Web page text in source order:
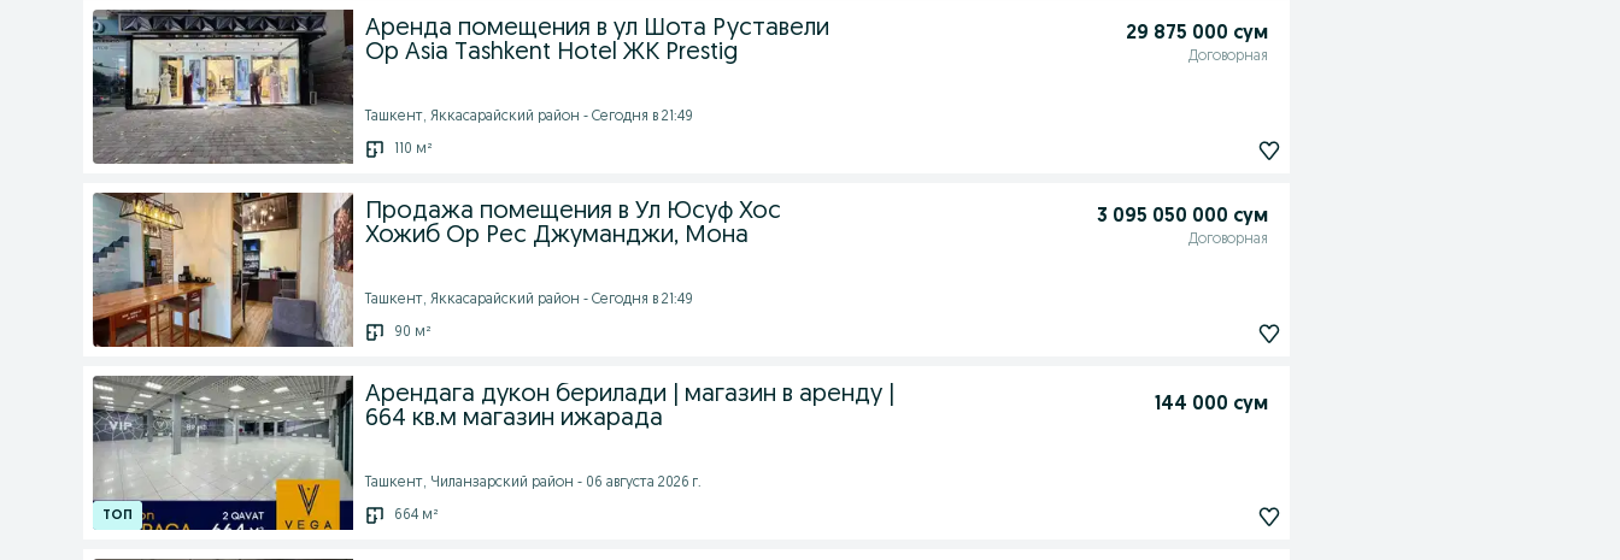
Аренда помещения в ул Шота Руставели
Ор Asia Tashkent Hotel ЖК Prestig
29 875 000 сум
Договорная
Ташкент, Яккасарайский район - Сегодня в 21:49
110 м²
Продажа помещения в Ул Юсуф Хос
Хожиб Ор Рес Джуманджи, Мона
3 095 050 000 сум
Договорная
Ташкент, Яккасарайский район - Сегодня в 21:49
90 м²
Арендага дукон берилади | магазин в аренду |
664 кв.м магазин ижарада
144 000 сум
Ташкент, Чиланзарский район - 06 августа 2026 г.
664 м²